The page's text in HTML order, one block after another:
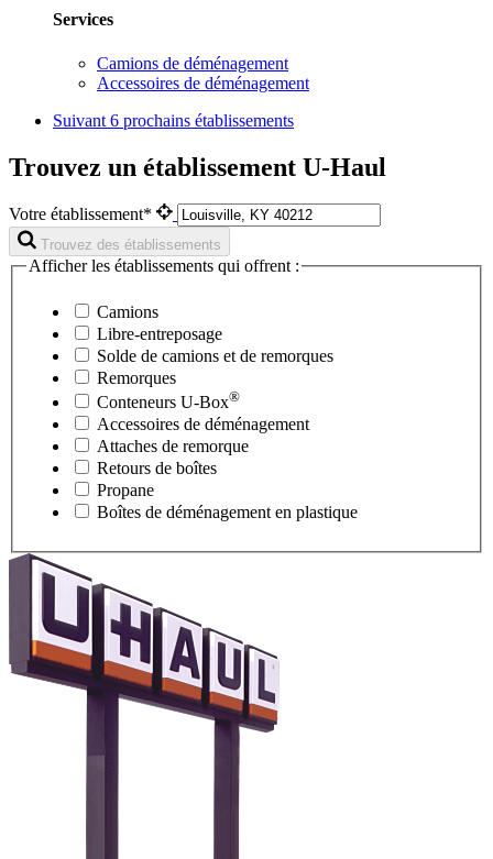
Services
Camions de déménagement
Accessoires de déménagement
Suivant 6 prochains établissements
Trouvez un établissement U-Haul
Votre établissement*
Trouvez des établissements
Afficher les établissements qui offrent :
Camions
Libre-entreposage
Solde de camions et de remorques
Remorques
Conteneurs U-Box®
Accessoires de déménagement
Attaches de remorque
Retours de boîtes
Propane
Boîtes de déménagement en plastique